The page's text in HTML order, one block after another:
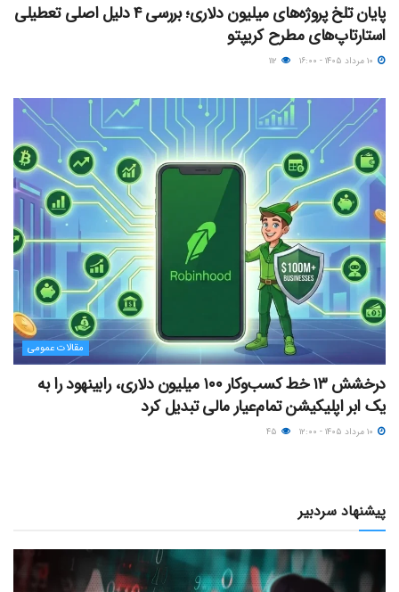
پایان تلخ پروژه‌های میلیون دلاری؛ بررسی ۴ دلیل اصلی تعطیلی
استارتاپ‌های مطرح کریپتو
مقالات عمومی
درخشش ۱۳ خط کسب‌وکار ۱۰۰ میلیون دلاری، رابینهود را به
یک ابر اپلیکیشن تمام‌عیار مالی تبدیل کرد
پیشنهاد سردبیر